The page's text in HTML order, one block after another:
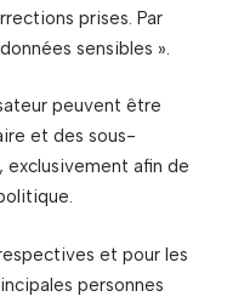
prises. Par
sensibles ».
peuvent être
et des sous-
afin de
et pour les
personnes